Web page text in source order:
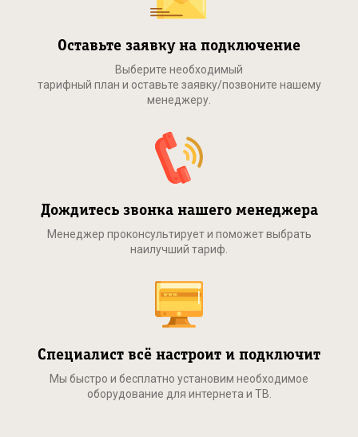
Оставьте заявку на подключение
Выберите необходимый
тарифный план и оставьте заявку/позвоните нашему
менеджеру.
Дождитесь звонка нашего менеджера
Менеджер проконсультирует и поможет выбрать
наилучший тариф.
Специалист всё настроит и подключит
Мы быстро и бесплатно установим необходимое
оборудование для интернета и ТВ.